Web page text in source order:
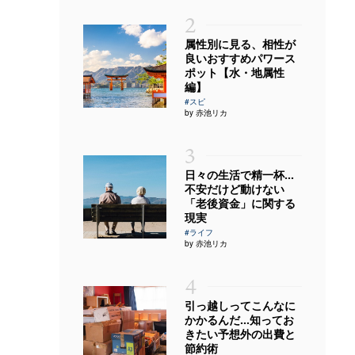
2
属性別に見る、相性が
良いおすすめパワース
ポット【水・地属性
編】
#スピ
by 赤池リカ
3
日々の生活で精一杯…
不安だけど動けない
「老後資金」に関する
現実
#ライフ
by 赤池リカ
4
引っ越しってこんなに
かかるんだ…知ってお
きたい予想外の出費と
節約術